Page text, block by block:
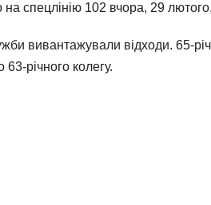
спецлінію 102 вчора, 29
вивантажували відходи. 65-
річного колегу.